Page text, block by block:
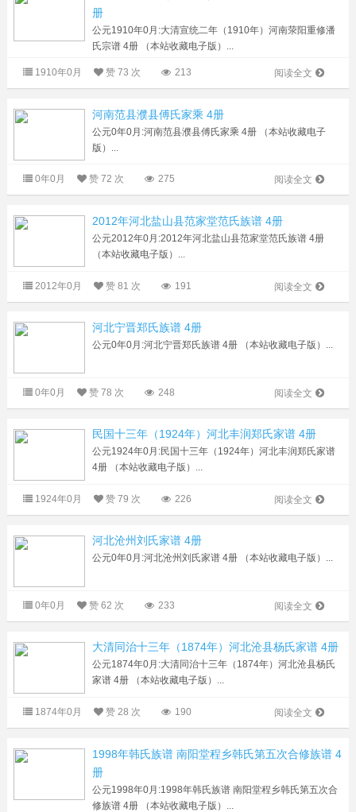
册
公元1910年0月:大清宣统二年（1910年）河南荥阳重修潘
氏宗谱 4册 （本站收藏电子版）...
阅读全文
1910年0月 赞73 次 213
河南范县濮县傅氏家乘 4册
公元0年0月:河南范县濮县傅氏家乘 4册 （本站收藏电子
版）...
阅读全文
0年0月 赞72 次 275
2012年河北盐山县范家堂范氏族谱 4册
公元2012年0月:2012年河北盐山县范家堂范氏族谱 4册
（本站收藏电子版）...
阅读全文
2012年0月 赞81 次 191
河北宁晋郑氏族谱 4册
公元0年0月:河北宁晋郑氏族谱 4册 （本站收藏电子版）...
阅读全文
0年0月 赞78 次 248
民国十三年（1924年）河北丰润郑氏家谱 4册
公元1924年0月:民国十三年（1924年）河北丰润郑氏家谱
4册 （本站收藏电子版）...
阅读全文
1924年0月 赞79 次 226
河北沧州刘氏家谱 4册
公元0年0月:河北沧州刘氏家谱 4册 （本站收藏电子版）...
阅读全文
0年0月 赞62 次 233
大清同治十三年（1874年）河北沧县杨氏家谱 4册
公元1874年0月:大清同治十三年（1874年）河北沧县杨氏
家谱 4册 （本站收藏电子版）...
阅读全文
1874年0月 赞28 次 190
1998年韩氏族谱 南阳堂程乡韩氏第五次合修族谱 4
册
公元1998年0月:1998年韩氏族谱 南阳堂程乡韩氏第五次合
修族谱 4册 （本站收藏电子版）...